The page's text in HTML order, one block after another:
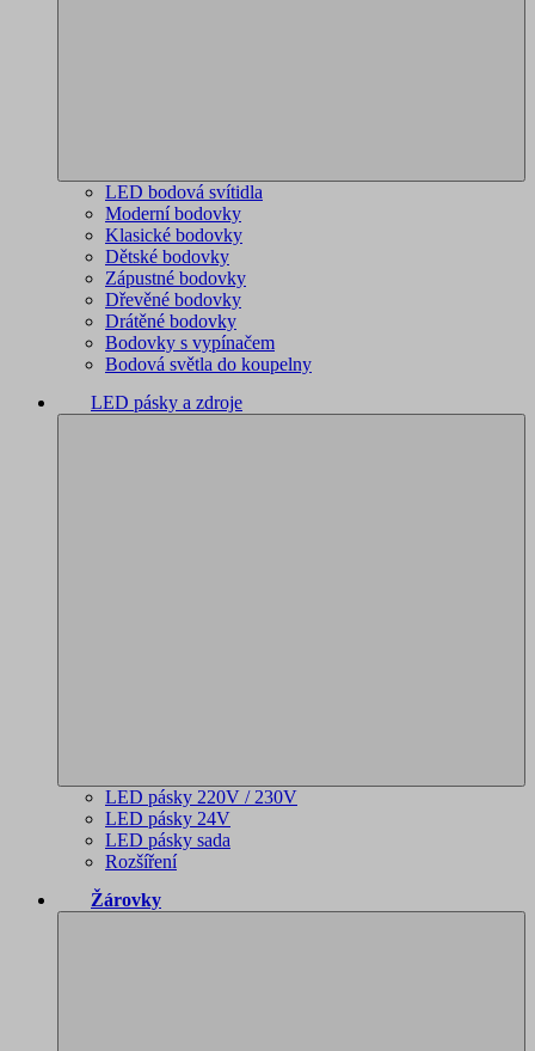
LED bodová svítidla
Moderní bodovky
Klasické bodovky
Dětské bodovky
Zápustné bodovky
Dřevěné bodovky
Drátěné bodovky
Bodovky s vypínačem
Bodová světla do koupelny
LED pásky a zdroje
LED pásky 220V / 230V
LED pásky 24V
LED pásky sada
Rozšíření
Žárovky